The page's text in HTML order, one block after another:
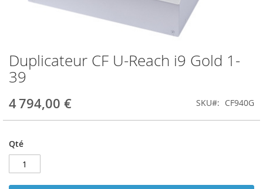
Duplicateur CF U-Reach i9 Gold 1-
39
4 794,00 € SKU CF940G
Qté
Skip
to
the
of
gallery